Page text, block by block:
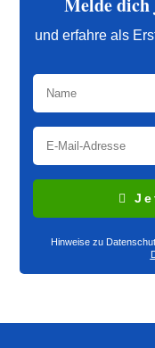
und erfahre als
Hinweise zu